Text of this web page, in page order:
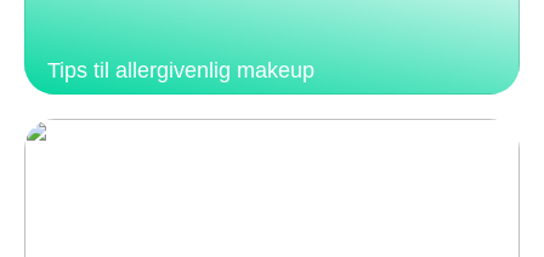
Tips til allergivenlig makeup